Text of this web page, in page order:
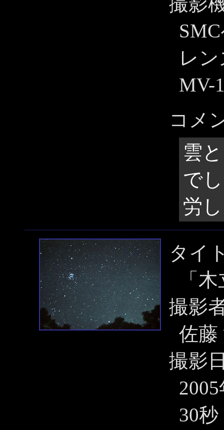
レ
MV-
コメ
雲
で
労
タイ
「
撮影
佐藤
撮影
30秒